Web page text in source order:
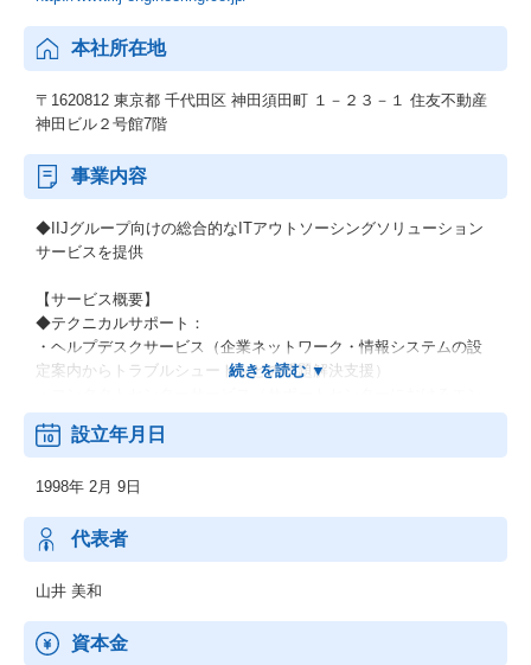
本社所在地
〒1620812 東京都 千代田区 神田須田町 １－２３－１ 住友不動産
神田ビル２号館7階
事業内容
◆IIJグループ向けの総合的なITアウトソーシングソリューション
サービスを提供
【サービス概要】
◆テクニカルサポート：
・ヘルプデスクサービス（企業ネットワーク・情報システムの設
定案内からトラブルシュートなどの問題解決支援）
ドユーザー対応のアプリケーション設定、問題解決支援）
・マーケティングコールサービス（BtoB, Cを問わず、お客様に対
◆運用・監視：
・ネットワーク監視サービス
・ネットワーク運用保守サービス
・お客様専用のWebポータルサイトをご用意し、システムの稼働
・お客様のシステム障害時にサービスへの影響を最小限に抑える
ため、アラート検知時の一次作業の代行
設立年月日
1998年 2月 9日
代表者
山井 美和
資本金